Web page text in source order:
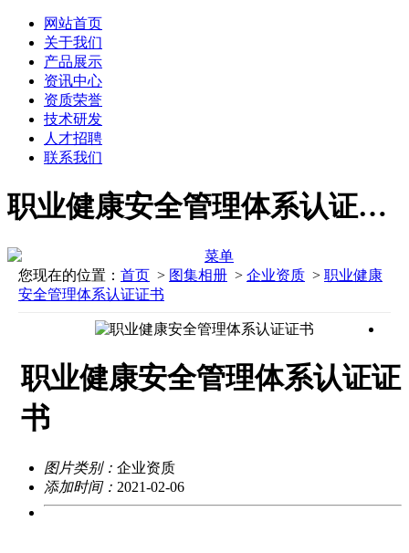
网站首页
关于我们
产品展示
资讯中心
资质荣誉
技术研发
人才招聘
联系我们
职业健康安全管理体系认证证书 - 企业资质 - 图集相册 - 广东鸿邦金属铝业有限公司
菜单
您现在的位置： 首页 > 图集相册 > 企业资质 > 职业健康
安全管理体系认证证书
职业健康安全管理体系认证证
书
图片类别： 企业资质
添加时间： 2021-02-06